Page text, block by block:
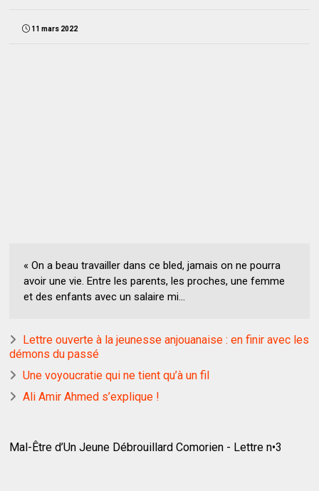
11 mars 2022
« On a beau travailler dans ce bled, jamais on ne pourra
avoir une vie. Entre les parents, les proches, une femme
et des enfants avec un salaire mi...
Lettre ouverte à la jeunesse anjouanaise : en finir avec les
démons du passé
Une voyoucratie qui ne tient qu’à un fil
Ali Amir Ahmed s’explique !
Mal-Être d’Un Jeune Débrouillard Comorien - Lettre n•3